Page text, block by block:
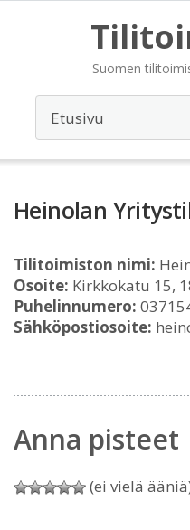
Suomen
Heinolan
Tilitoimiston nimi:
Osoite: Kirkkokatu 15,
Puhelinnumero:
Sähköpostiosoite:
Anna pisteet
(ei vielä